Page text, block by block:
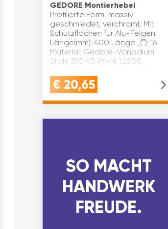
GEDORE Montierhebel
Profilierte Form, massiv
geschmiedet, verchromt. Mit
Schutzflächen für Alu-Felgen.
Länge(mm): 400 Länge „(″): 16
Material: Gedore-Vanadium
Stahl 31CrV3 W.-Nr.1.2208
€ 20,65
SO MACHT
HANDWERK
FREUDE.